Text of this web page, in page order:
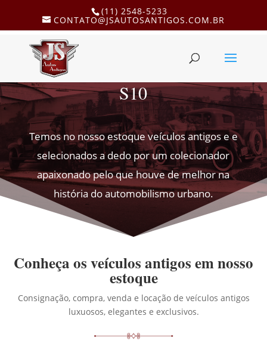
(11) 2548-5233
CONTATO@JSAUTOSANTIGOS.COM.BR
S10
Temos no nosso estoque veículos antigos e e
selecionados a dedo por um colecionador
apaixonado pelo que houve de melhor na
história do automobilismo urbano.
Conheça os veículos antigos em nosso
estoque
Consignação, compra, venda e locação de veículos antigos
luxuosos, elegantes e exclusivos.